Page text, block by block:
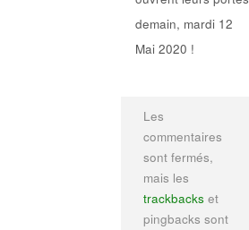
demain, mardi 12
Mai 2020 !
Les
commentaires
sont fermés,
mais les
trackbacks et
pingbacks sont